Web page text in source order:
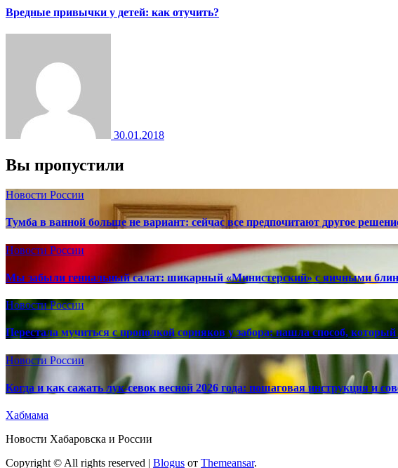
Вредные привычки у детей: как отучить?
30.01.2018
Вы пропустили
Новости России
Тумба в ванной больше не вариант: сейчас все предпочитают другое
Новости России
Мы забыли гениальный салат: шикарный «Министерский» с яичными
Новости России
Перестала мучиться с прополкой сорняков у забора: нашла способ, который
Новости России
Когда и как сажать лук-севок весной 2026 года: пошаговая инструкция и
Хабмама
Новости Хабаровска и России
Copyright © All rights reserved | Blogus от Themeansar.